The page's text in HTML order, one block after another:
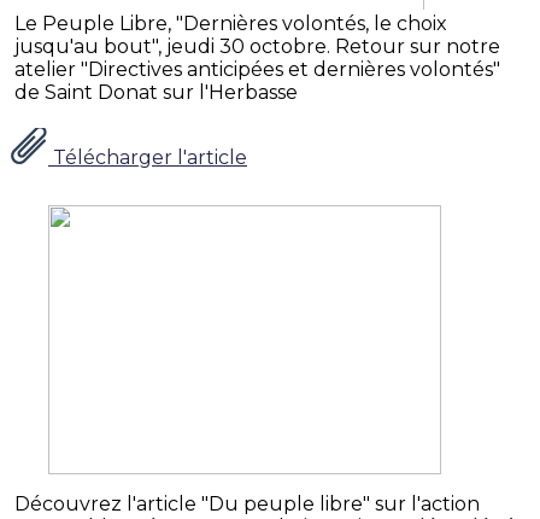
Le Peuple Libre, "Dernières volontés, le choix
jusqu'au bout", jeudi 30 octobre. Retour sur notre
atelier "Directives anticipées et dernières volontés"
de Saint Donat sur l'Herbasse
Télécharger l'article
Découvrez l'article "Du peuple libre" sur l'action